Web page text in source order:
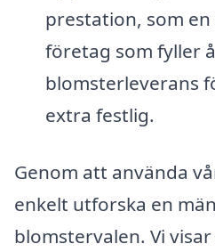
prestation, som
företag som fyller
blomsterleverans
extra festlig.
Genom att använda
enkelt utforska en
blomstervalen. Vi